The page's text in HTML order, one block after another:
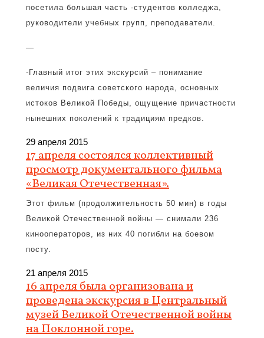
посетила большая часть -студентов колледжа,
руководители учебных групп, преподаватели.
—
-Главный итог этих экскурсий – понимание
величия подвига советского народа, основных
истоков Великой Победы, ощущение причастности
нынешних поколений к традициям предков.
29 апреля 2015
17 апреля состоялся коллективный
просмотр документального фильма
«Великая Отечественная».
Этот фильм (продолжительность 50 мин) в годы
Великой Отечественной войны — снимали 236
кинооператоров, из них 40 погибли на боевом
посту.
21 апреля 2015
16 апреля была организована и
проведена экскурсия в Центральный
музей Великой Отечественной войны
на Поклонной горе.